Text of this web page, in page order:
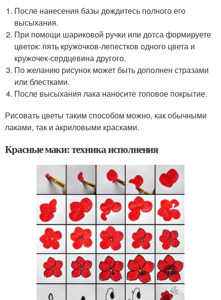
После нанесения базы дождитесь полного его
высыхания.
При помощи шариковой ручки или дотса формируете
цветок: пять кружочков-лепестков одного цвета и
кружочек-сердцевина другого.
По желанию рисунок может быть дополнен стразами
или блестками.
После высыхания лака наносите топовое покрытие.
Рисовать цветы таким способом можно, как обычными
лаками, так и акриловыми красками.
Красные маки: техника исполнения